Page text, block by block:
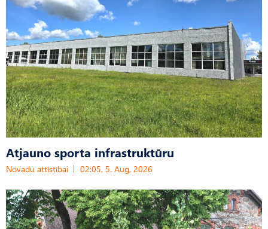
Atjauno sporta infrastruktūru
Novadu attīstībai 02:05, 5. Aug, 2026